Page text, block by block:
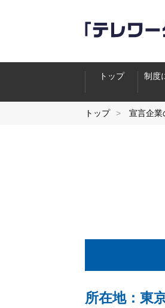
トップ 制度
トップ 宣言企業
所在地：東